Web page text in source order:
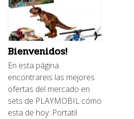
Bienvenidos!
En esta página
encontrareis las mejores
ofertas del mercado en
sets de PLAYMOBIL cómo
esta de hoy: Portatil